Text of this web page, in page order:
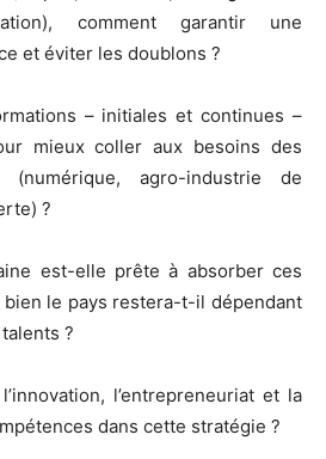
comment garantir une
et éviter les doublons ?
– initiales et continues –
mieux coller aux besoins des
(numérique, agro-industrie de
?
est-elle prête à absorber ces
bien le pays restera-t-il dépendant
?
l’entrepreneuriat et la
dans cette stratégie ?